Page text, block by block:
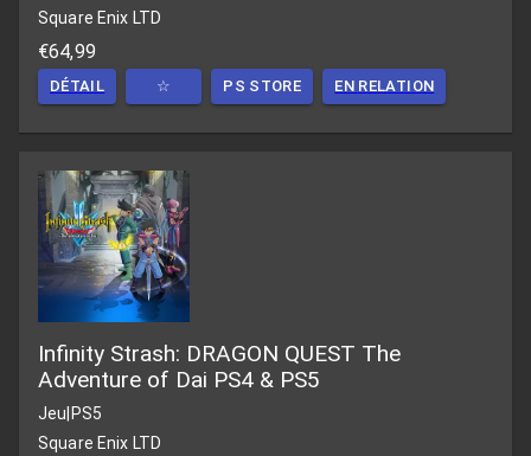
Square Enix LTD
€64,99
DÉTAIL ☆ PS STORE EN RELATION
Infinity Strash: DRAGON QUEST The
Adventure of Dai PS4 & PS5
Jeu PS5
Square Enix LTD